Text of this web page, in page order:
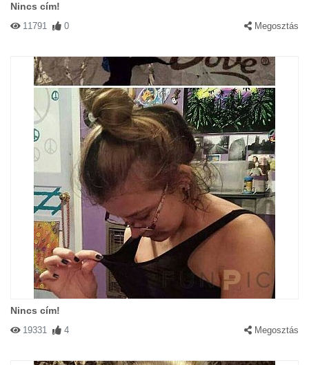
Nincs cím!
11791 0 Megosztás
Nincs cím!
19331 4 Megosztás